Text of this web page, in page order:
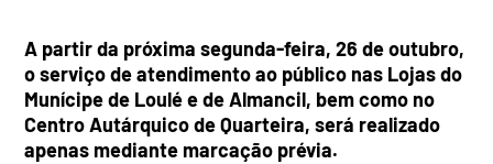
A partir da próxima segunda-feira, 26 de outubro,
o serviço de atendimento ao público nas Lojas do
Munícipe de Loulé e de Almancil, bem como no
Centro Autárquico de Quarteira, será realizado
apenas mediante marcação prévia.